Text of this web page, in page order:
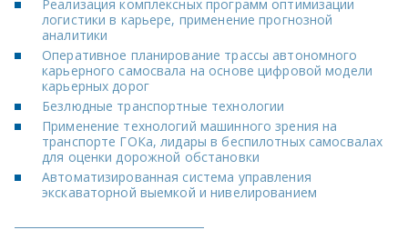
Реализация комплексных программ оптимизации
логистики в карьере, применение прогнозной
аналитики
Оперативное планирование трассы автономного
карьерного самосвала на основе цифровой модели
карьерных дорог
Безлюдные транспортные технологии
Применение технологий машинного зрения на
транспорте ГОКа, лидары в беспилотных самосвалах
для оценки дорожной обстановки
Автоматизированная система управления
экскаваторной выемкой и нивелированием